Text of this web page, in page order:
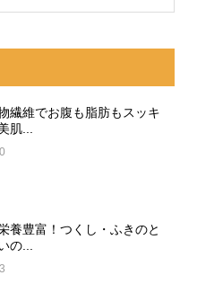
繊維でお腹も脂肪もスッキ
肌...
養豊富！つくし・ふきのと
の...